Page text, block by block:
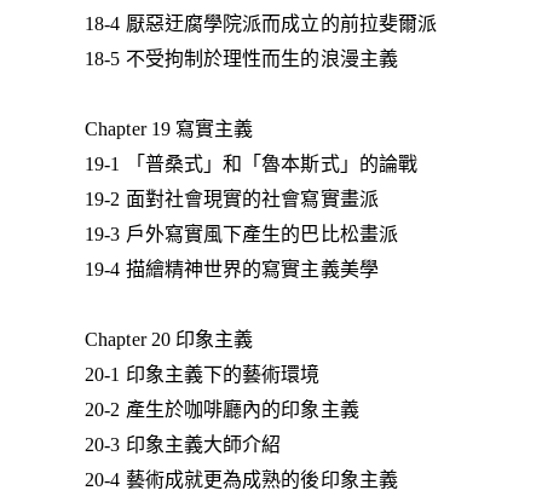
18-4 厭惡迂腐學院派而成立的前拉斐爾派
18-5 不受拘制於理性而生的浪漫主義
Chapter 19 寫實主義
19-1 「普桑式」和「魯本斯式」的論戰
19-2 面對社會現實的社會寫實畫派
19-3 戶外寫實風下產生的巴比松畫派
19-4 描繪精神世界的寫實主義美學
Chapter 20 印象主義
20-1 印象主義下的藝術環境
20-2 產生於咖啡廳內的印象主義
20-3 印象主義大師介紹
20-4 藝術成就更為成熟的後印象主義